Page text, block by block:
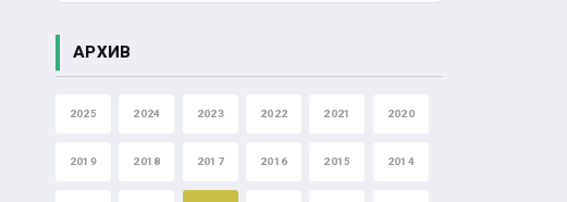
АРХИВ
2025 2024 2023 2022 2021 2020
2019 2018 2017 2016 2015 2014